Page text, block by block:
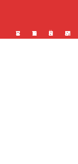
SERVICES KONTAKT ÜBER UNS IMPRESSUM